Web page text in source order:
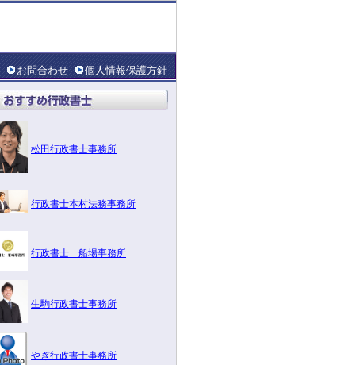
お問合わせ 個人情報保護方針
松田行政書士事務所
行政書士本村法務事務所
行政書士 船場事務所
生駒行政書士事務所
やぎ行政書士事務所